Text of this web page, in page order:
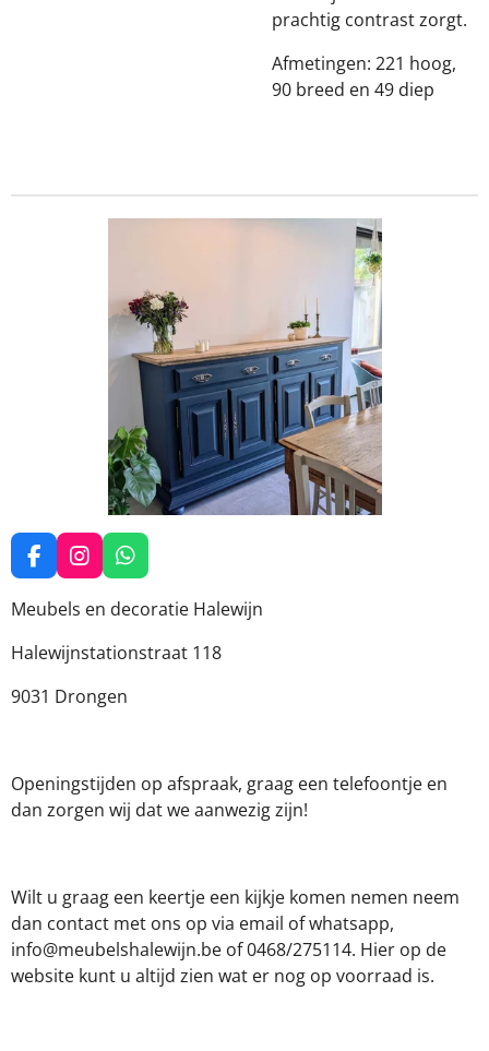
prachtig contrast zorgt.
Afmetingen: 221 hoog,
90 breed en 49 diep
F
a
c
b
o
o
k
I
n
s
a
g
r
a
W
h
a
s
A
p
p
Meubels en decoratie Halewijn
Halewijnstationstraat 118
9031 Drongen
Openingstijden op afspraak, graag een telefoontje en
dan zorgen wij dat we aanwezig zijn!
Wilt u graag een keertje een kijkje komen nemen neem
dan contact met ons op via email of whatsapp,
info@meubelshalewijn.be of 0468/275114. Hier op de
website kunt u altijd zien wat er nog op voorraad is.